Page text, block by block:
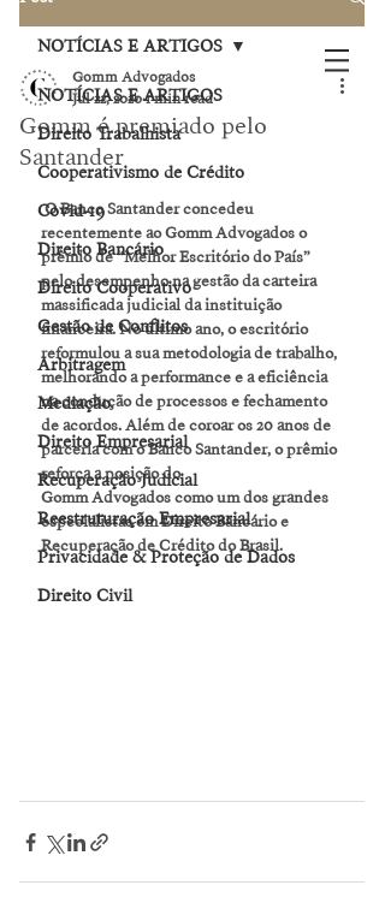
NOTÍCIAS E ARTIGOS
Direito Trabalhista
Cooperativismo de Crédito
Covid-19
Direito Bancário
Direito Cooperativo
Gestão de Conflitos
Arbitragem
Mediação
Direito Empresarial
Recuperação Judicial
Reestruturação Empresarial
Privacidade & Proteção de Dados
Direito Civil
NOTÍCIAS E ARTIGOS
Gomm é premiado pelo
Santander
Gomm Advogados
Jul 22, 2020 1 min read
O Banco Santander concedeu
recentemente ao Gomm Advogados o
prêmio de “Melhor Escritório do País”
pelo desempenho na gestão da carteira
massificada judicial da instituição
financeira. No último ano, o escritório
reformulou a sua metodologia de trabalho,
melhorando a performance e a eficiência
na condução de processos e fechamento
de acordos. Além de coroar os 20 anos de
parceria com o Banco Santander, o prêmio
reforça a posição do
Gomm Advogados como um dos grandes
especialistas em Direito Bancário e
Recuperação de Crédito do Brasil.